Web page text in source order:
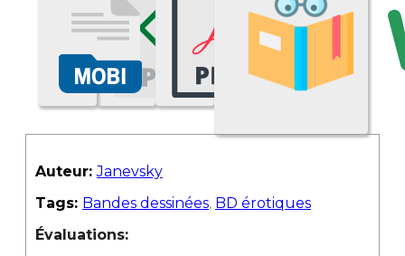
Auteur:Janevsky
Tags: Bandes dessinées, BD érotiques
Évaluations: